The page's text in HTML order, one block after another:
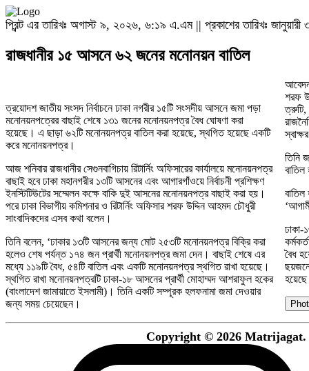
প্রিন্ট এর তারিখঃ অগাস্ট ৯, ২০২৬, ৬:১৯ এ.এম || প্রকাশের তারিখঃ
রাজধানীর ১৫ আসনে ৬২ জনের মনোনয়ন বাতিল
ত্রয়োদশ জাতীয় সংসদ নির্বাচনে ঢাকা নগরীর ১৫টি সংসদীয় আসনে জমা পড়া
মনোনয়নপত্রের বাছাই শেষে ১৩১ জনের মনোনয়নপত্র বৈধ ঘোষণা করা
হয়েছে। এ ছাড়া ৬২টি মনোনয়নপত্র বাতিল করা হয়েছে, স্থগিত হয়েছে একটি
করে মনোনয়নপত্র।
আজ শনিবার রাজধানীর সেগুনবাগিচায় রিটার্নিং অফিসারের কার্যালয়ে মনোনয়নপত্র
বাছাই হবে ঢাকা মহানগরীর ১৩টি আসনের এবং আগারগাঁওয়ে নির্বাচনী প্রশিক্ষণ
ইনস্টিটিউটের সম্মেলন কক্ষে বাকি দুই আসনের মনোনয়নপত্র বাছাই করা হয়।
পরে ঢাকা বিভাগীয় কমিশনার ও রিটার্নিং অফিসার শরফ উদ্দিন আহমদ চৌধুরী
সাংবাদিকদের এসব কথা বলেন।
তিনি বলেন, ‘ঢাকার ১৩টি আসনের জন্য মোট ২৫৩টি মনোনয়নপত্র বিক্রি করা
হলেও শেষ পর্যন্ত ১৭৪ জন প্রার্থী মনোনয়নপত্র জমা দেন। বাছাই শেষে এর
মধ্যে ১১৯টি বৈধ, ৫৪টি বাতিল এবং একটি মনোনয়নপত্র স্থগিত রাখা হয়েছে।
স্থগিত রাখা মনোনয়নপত্রটি ঢাকা-১৮ আসনের প্রার্থী মোহাম্মদ আশরাফুল হকের
(বাংলাদেশ জামায়াতে ইসলামী)। তিনি একটি সম্পূরক হলফনামা জমা দেওয়ার
জন্য সময় চেয়েছেন।
শরফ
ত্রুটি,
তিনি
বাতিল
ঢাকা-
বৈধ
Copyright © 2026